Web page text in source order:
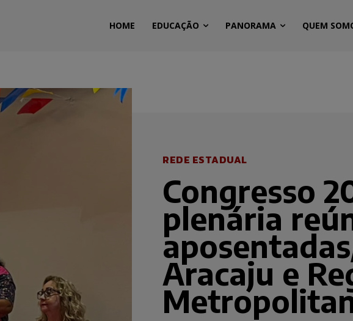
HOME EDUCAÇÃO PANORAMA QUEM
REDE ESTADUAL
Congresso
plenária
Aracaju e